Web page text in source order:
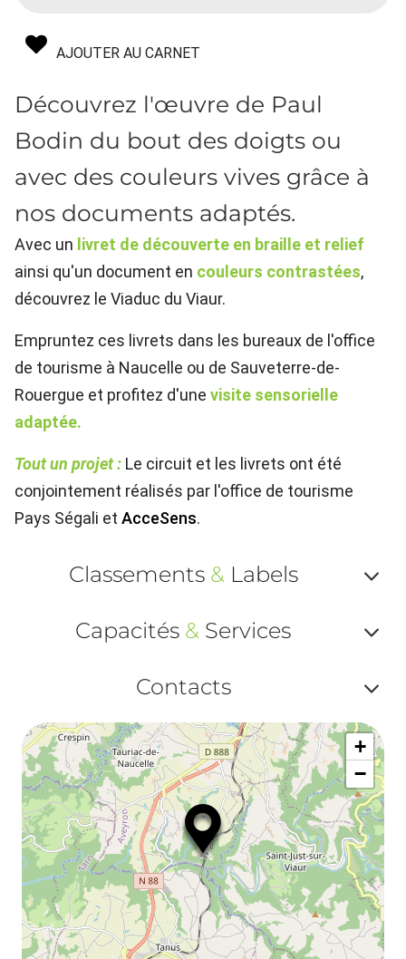
AJOUTER AU CARNET
Découvrez l'œuvre de Paul
Bodin du bout des doigts ou
avec des couleurs vives grâce à
nos documents adaptés.
Avec un livret de découverte en braille et relief
ainsi qu'un document en couleurs contrastées,
découvrez le Viaduc du Viaur.
Empruntez ces livrets dans les bureaux de l'office
de tourisme à Naucelle ou de Sauveterre-de-
Rouergue et profitez d'une visite sensorielle
adaptée.
Tout un projet : Le circuit et les livrets ont été
conjointement réalisés par l'office de tourisme
Pays Ségali et AcceSens.
Classements &Labels
ou
Capacités & Services
ou
Contacts
ou
+
−